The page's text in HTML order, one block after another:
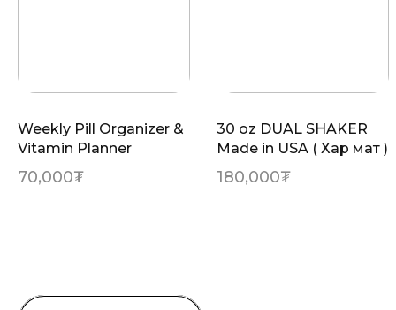
Weekly Pill Organizer &
Vitamin Planner
70,000₮
30 oz DUAL SHAKER
Made in USA ( Хар мат )
180,000₮